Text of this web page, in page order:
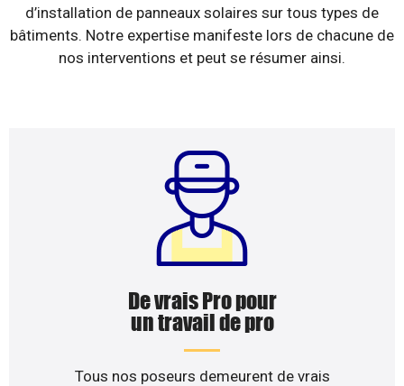
d’installation de panneaux solaires sur tous types de
bâtiments. Notre expertise manifeste lors de chacune de
nos interventions et peut se résumer ainsi.
De vrais Pro pour
un travail de pro
Tous nos poseurs demeurent de vrais